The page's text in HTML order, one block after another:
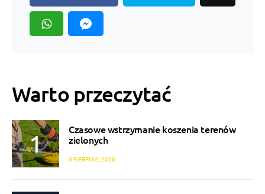
Warto przeczytać
Czasowe wstrzymanie koszenia terenów
zielonych
6 SIERPNIA, 2026